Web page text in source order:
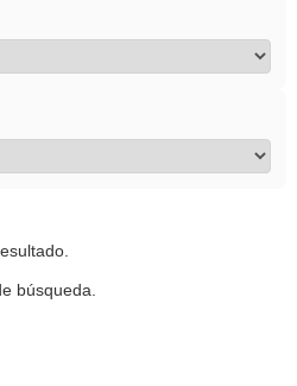
búsqueda.